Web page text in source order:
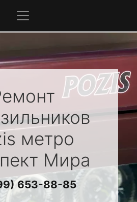
метро
Мира
653-88-85